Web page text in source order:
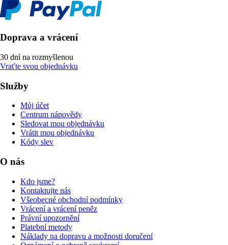
Doprava a vrácení
30 dní na rozmyšlenou
Vraťte svou objednávku
Služby
Můj účet
Centrum nápovědy
Sledovat mou objednávku
Vrátit mou objednávku
Kódy slev
O nás
Kdo jsme?
Kontaktujte nás
Všeobecné obchodní podmínky
Vrácení a vrácení peněz
Právní upozornění
Platební metody
Náklady na dopravu a možnosti doručení